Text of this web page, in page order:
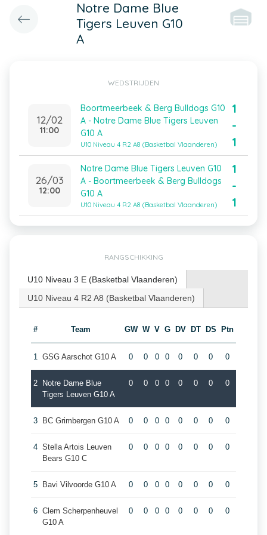
Notre Dame Blue
Tigers Leuven G10
A
WEDSTRIJDEN
12/02
11:00
Boortmeerbeek & Berg Bulldogs G10
A - Notre Dame Blue Tigers Leuven
G10 A
U10 Niveau 4 R2 A8 (Basketbal Vlaanderen)
1
-
1
26/03
12:00
Notre Dame Blue Tigers Leuven G10
A - Boortmeerbeek & Berg Bulldogs
G10 A
U10 Niveau 4 R2 A8 (Basketbal Vlaanderen)
1
-
1
RANGSCHIKKING
U10 Niveau 3 E (Basketbal Vlaanderen)
U10 Niveau 4 R2 A8 (Basketbal Vlaanderen)
# Team GW W V G DV DT DS Ptn
1 GSG Aarschot G10 A 0 0 0 0 0 0 0 0
2
Notre Dame Blue
Tigers Leuven G10 A
0 0 0 0 0 0 0 0
3 BC Grimbergen G10 A 0 0 0 0 0 0 0 0
4 Stella Artois Leuven
Bears G10 C
0 0 0 0 0 0 0 0
5 Bavi Vilvoorde G10 A 0 0 0 0 0 0 0 0
6 Clem Scherpenheuvel
G10 A
0 0 0 0 0 0 0 0